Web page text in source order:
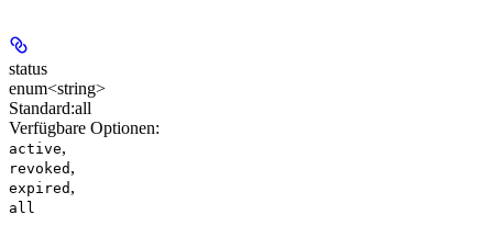
status
enum<string>
Standard:all
Verfügbare Optionen:
active,
revoked ,
expired ,
all